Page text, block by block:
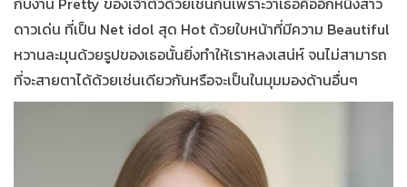
ดาวเด่น ที่เป็น Net idol สุด Hot ด้วยใบหน้าที่มีความ Beautiful
หวานละมุนด้วยรูปของเธอนั้นยิ่งทำให้เราหลงเสน่ห์ จนไม่สามารถ
ที่จะสายตาได้ด้วยเช่นเดียวกันหรือจะเป็นในมุมมองด้านอื่นๆ